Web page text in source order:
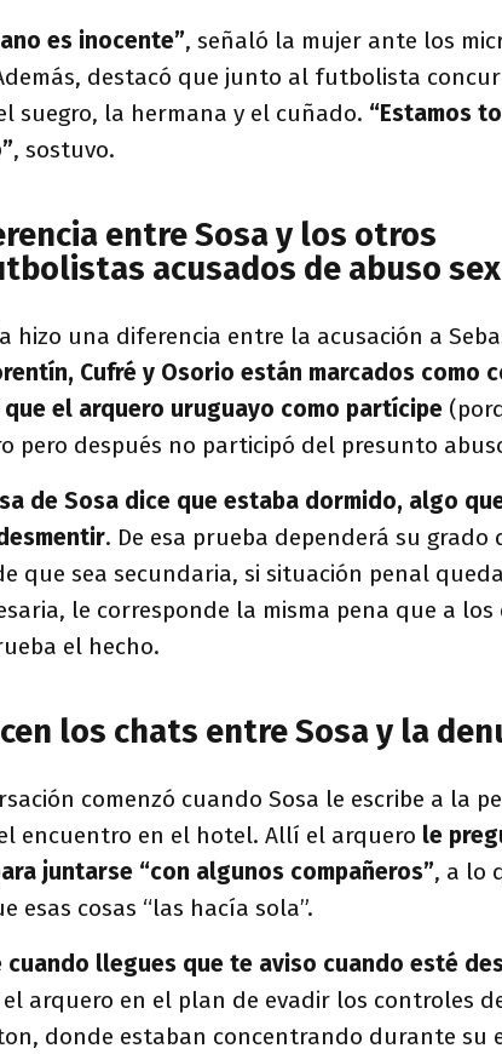
es inocente”, señaló la mujer ante los
destacó que junto al futbolista
suegro, la hermana y el cuñado. “Estamos
, sostuvo.
entre Sosa y los otros
acusados de abuso
hizo una diferencia entre la acusación a
Cufré y Osorio están marcados como
que el arquero uruguayo como partícipe
pero después no participó del presunto
de Sosa dice que estaba dormido, algo
. De esa prueba dependerá su grado
que sea secundaria, si situación penal
le corresponde la misma pena que a los
el hecho.
los chats entre Sosa y la
comenzó cuando Sosa le escribe a la
encuentro en el hotel. Allí el arquero le
juntarse “con algunos compañeros”, a lo
esas cosas “las hacía sola”.
cuando llegues que te aviso cuando esté
arquero en el plan de evadir los controles
donde estaban concentrando durante su